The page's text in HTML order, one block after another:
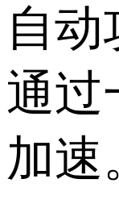
自
通过
加速